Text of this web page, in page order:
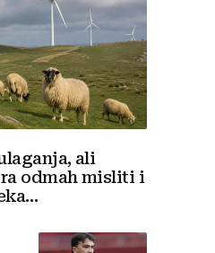
ali
odmah misliti i